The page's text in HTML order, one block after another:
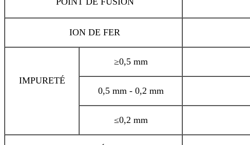
ION DE FER
IMPURETÉ
≥0,5 mm
0,5 mm - 0,2 mm
≤0,2 mm